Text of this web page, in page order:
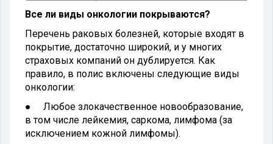
Все ли виды онкологии покрываются?
Перечень раковых болезней, которые входят в
покрытие, достаточно широкий, и у многих
страховых компаний он дублируется. Как
правило, в полис включены следующие виды
онкологии:
● Любое злокачественное новообразование,
в том числе лейкемия, саркома, лимфома (за
исключением кожной лимфомы).